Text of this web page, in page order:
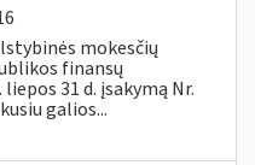
mokesčių
finansų
31 d. įsakymą Nr.
galios...